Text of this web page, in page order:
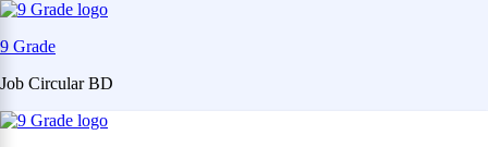
9 Grade
Job Circular BD
Skip